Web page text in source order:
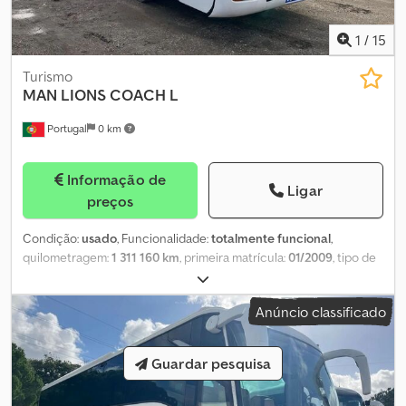
1 / 15
Portugal 0 km
Turismo
MAN LIONS COACH L
Informação de
preços
Ligar
Condição:usado, Funcionalidade:totalmente funcional,
quilometragem:1 311 160 km, primeira matrícula:01/2009, tipo de
, número de lugares:
Euro 4, cor:branco, tamanho do pneu:295/80R225, Ano de
fabrico:
, número da máquina/veículo:
NMAR08ZZ65T007301, Equipamento: ABS, ar condicionado,
controlo de velocidade de cruzeiro, cozinha a bordo, Banco do
condutor não funcional. Suspensão não operacional. Presença
de forte oxidação. Decalques gráficos presentes. Câmara de ré
Anúncio classificado
Guardar pesquisa